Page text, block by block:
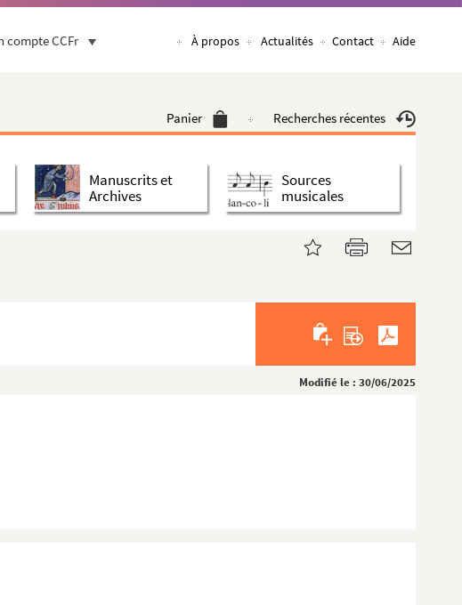
compte CCFr À propos Actualités Contact Aide
Panier Recherches récentes
Manuscrits et
Archives
Sources
musicales
Modifié le : 30/06/2025